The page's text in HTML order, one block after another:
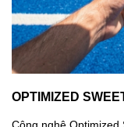
OPTIMIZED